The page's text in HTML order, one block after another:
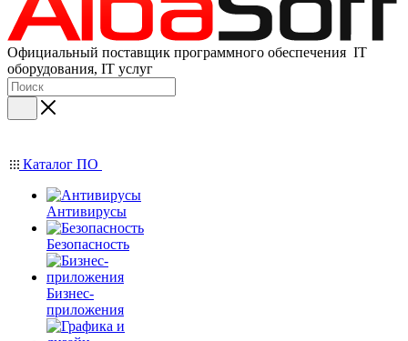
Официальный поставщик программного обеспечения IT
оборудования, IT услуг
Каталог ПО
Антивирусы
Безопасность
Бизнес-
приложения